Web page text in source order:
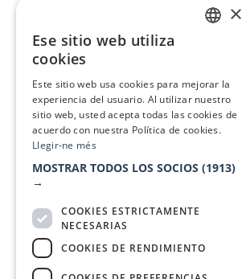
×
Ese sitio web utiliza
cookies
Este sitio web usa cookies para mejorar la
experiencia del usuario. Al utilizar nuestro
sitio web, usted acepta todas las cookies de
acuerdo con nuestra Política de cookies.
Llegir-ne més
MOSTRAR TODOS LOS SOCIOS (1913)
→
COOKIES ESTRICTAMENTE
NECESARIAS
COOKIES DE RENDIMIENTO